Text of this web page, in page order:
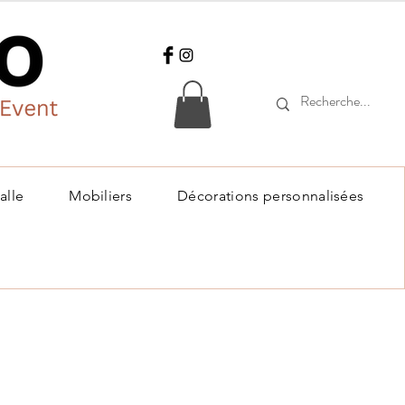
Mobiliers Décorations personnalisées